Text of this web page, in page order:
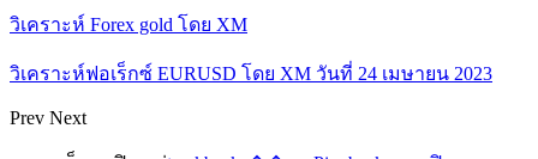
วิเคราะห์ Forex gold โดย XM
วิเคราะห์ฟอเร็กซ์ EURUSD โดย XM วันที่ 24 เมษายน 2023
Prev Next